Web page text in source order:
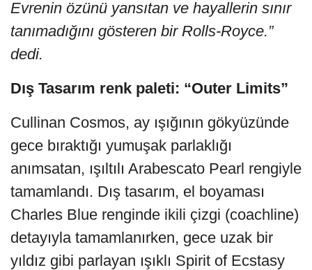
Evrenin özünü yansıtan ve hayallerin sınır
tanımadığını gösteren bir Rolls-Royce.”
dedi.
Dış Tasarım renk paleti: “Outer Limits”
Cullinan Cosmos, ay ışığının gökyüzünde
gece bıraktığı yumuşak parlaklığı
anımsatan, ışıltılı Arabescato Pearl rengiyle
tamamlandı. Dış tasarım, el boyaması
Charles Blue renginde ikili çizgi (coachline)
detayıyla tamamlanırken, gece uzak bir
yıldız gibi parlayan ışıklı Spirit of Ecstasy